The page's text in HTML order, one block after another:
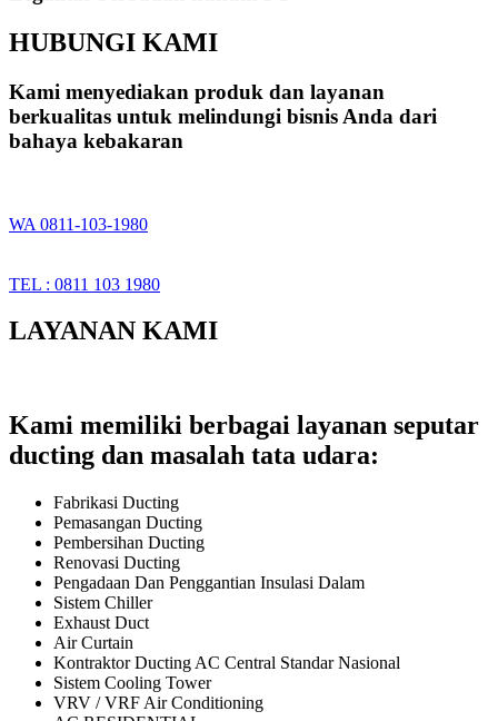
HUBUNGI KAMI
Kami menyediakan produk dan layanan
berkualitas untuk melindungi bisnis Anda dari
bahaya kebakaran
WA 0811-103-1980
TEL : 0811 103 1980
LAYANAN KAMI
Kami memiliki berbagai layanan seputar
ducting dan masalah tata udara:
Fabrikasi Ducting
Pemasangan Ducting
Pembersihan Ducting
Renovasi Ducting
Pengadaan Dan Penggantian Insulasi Dalam
Sistem Chiller
Exhaust Duct
Air Curtain
Kontraktor Ducting AC Central Standar Nasional
Sistem Cooling Tower
VRV / VRF Air Conditioning